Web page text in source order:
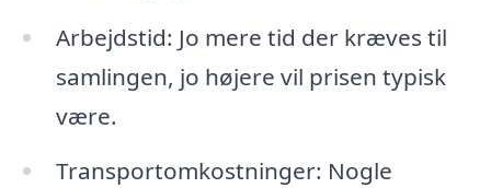
Arbejdstid: Jo mere tid der kræves til
samlingen, jo højere vil prisen typisk
være.
Transportomkostninger: Nogle